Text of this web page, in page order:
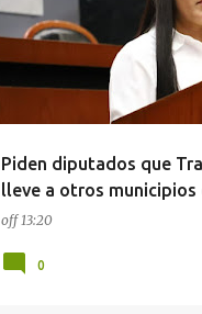
Piden diputados que
lleve a otros municipios
off 13:20
0